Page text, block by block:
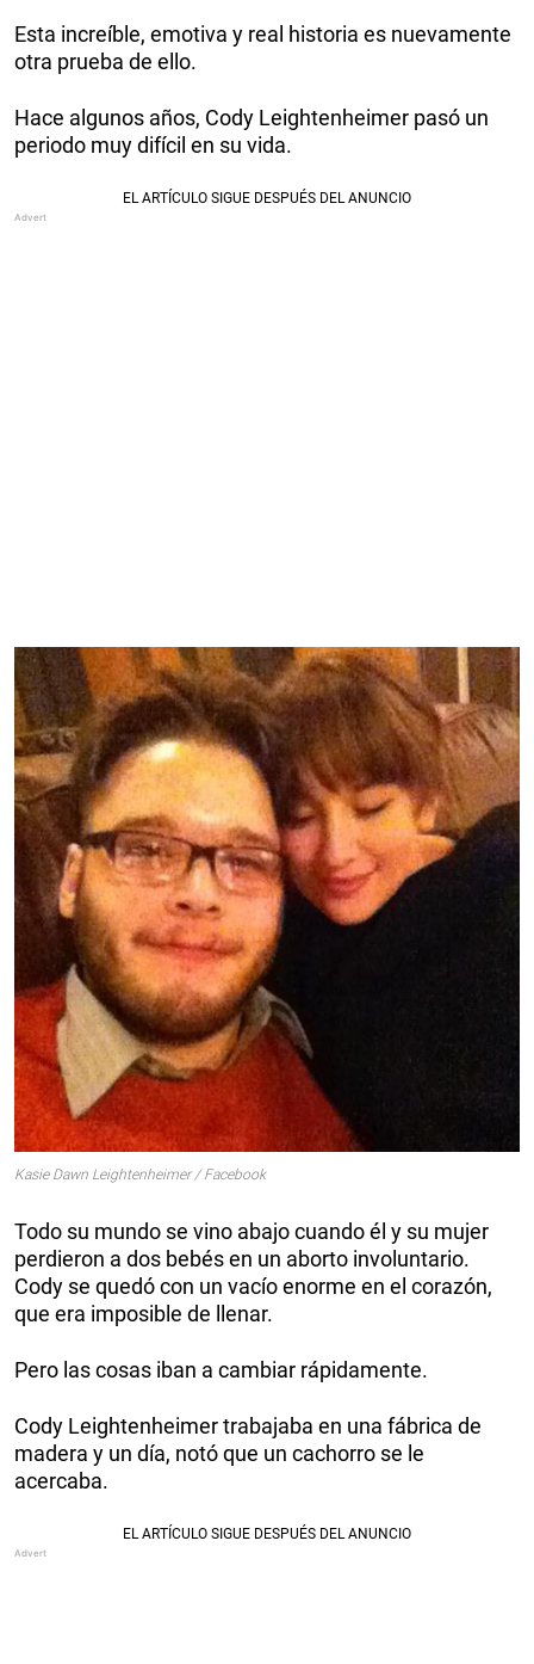
Esta increíble, emotiva y real historia es nuevamente
otra prueba de ello.
Hace algunos años, Cody Leightenheimer pasó un
periodo muy difícil en su vida.
Kasie Dawn Leightenheimer / Facebook
Todo su mundo se vino abajo cuando él y su mujer
perdieron a dos bebés en un aborto involuntario.
Cody se quedó con un vacío enorme en el corazón,
que era imposible de llenar.
Pero las cosas iban a cambiar rápidamente.
Cody Leightenheimer trabajaba en una fábrica de
madera y un día, notó que un cachorro se le
acercaba.